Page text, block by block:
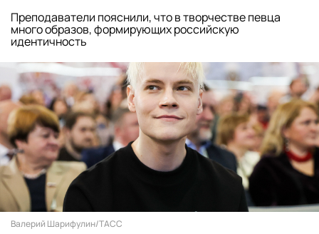
Преподаватели пояснили, что в творчестве певца
много образов, формирующих российскую
идентичность
Валерий Шарифулин/ТАСС